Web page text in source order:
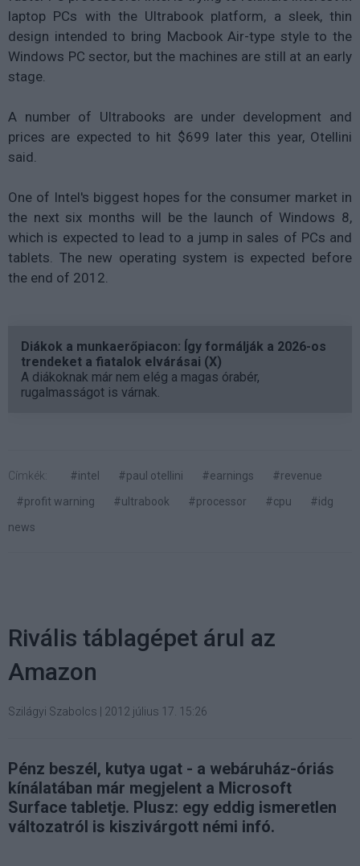
laptop PCs with the Ultrabook platform, a sleek, thin
design intended to bring Macbook Air-type style to the
Windows PC sector, but the machines are still at an early
stage.
A number of Ultrabooks are under development and
prices are expected to hit $699 later this year, Otellini
said.
One of Intel's biggest hopes for the consumer market in
the next six months will be the launch of Windows 8,
which is expected to lead to a jump in sales of PCs and
tablets. The new operating system is expected before
the end of 2012.
Diákok a munkaerőpiacon: Így formálják a 2026-os
trendeket a fiatalok elvárásai (X)
A diákoknak már nem elég a magas órabér,
rugalmasságot is várnak.
Címkék: #intel #paul otellini #earnings
#revenue
#profit warning
#ultrabook #processor #cpu
#idg
news
Rivális táblagépet árul az
Amazon
Szilágyi Szabolcs 2012 július 17. 15:26
Pénz beszél, kutya ugat - a webáruház-óriás
kínálatában már megjelent a Microsoft
Surface tabletje. Plusz: egy eddig ismeretlen
változatról is kiszivárgott némi infó.